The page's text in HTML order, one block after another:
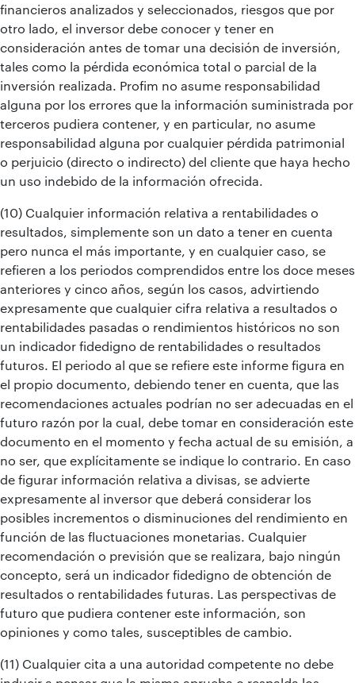
financieros analizados y seleccionados, riesgos que por
otro lado, el inversor debe conocer y tener en
consideración antes de tomar una decisión de inversión,
tales como la pérdida económica total o parcial de la
inversión realizada. Profim no asume responsabilidad
alguna por los errores que la información suministrada por
terceros pudiera contener, y en particular, no asume
responsabilidad alguna por cualquier pérdida patrimonial
o perjuicio (directo o indirecto) del cliente que haya hecho
un uso indebido de la información ofrecida.
(10) Cualquier información relativa a rentabilidades o
resultados, simplemente son un dato a tener en cuenta
pero nunca el más importante, y en cualquier caso, se
refieren a los periodos comprendidos entre los doce meses
anteriores y cinco años, según los casos, advirtiendo
expresamente que cualquier cifra relativa a resultados o
rentabilidades pasadas o rendimientos históricos no son
un indicador fidedigno de rentabilidades o resultados
futuros. El periodo al que se refiere este informe figura en
el propio documento, debiendo tener en cuenta, que las
recomendaciones actuales podrían no ser adecuadas en el
futuro razón por la cual, debe tomar en consideración este
documento en el momento y fecha actual de su emisión, a
no ser, que explícitamente se indique lo contrario. En caso
de figurar información relativa a divisas, se advierte
expresamente al inversor que deberá considerar los
posibles incrementos o disminuciones del rendimiento en
función de las fluctuaciones monetarias. Cualquier
recomendación o previsión que se realizara, bajo ningún
concepto, será un indicador fidedigno de obtención de
resultados o rentabilidades futuras. Las perspectivas de
futuro que pudiera contener este información, son
opiniones y como tales, susceptibles de cambio.
(11) Cualquier cita a una autoridad competente no debe